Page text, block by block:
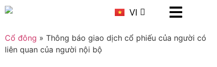
VI
CN
Cổ đông » Thông báo giao dịch cổ phiếu của người có
liên quan của người nội bộ